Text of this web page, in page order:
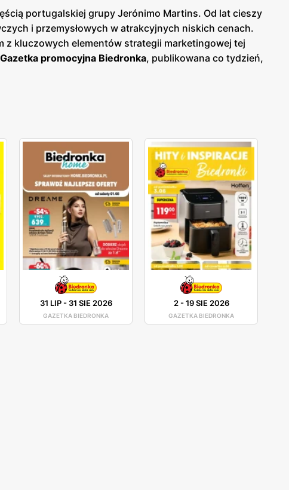
portugalskiej grupy Jerónimo Martins. Od lat cieszy
i przemysłowych w atrakcyjnych niskich cenach.
z kluczowych elementów strategii marketingowej tej
Gazetka promocyjna Biedronka, publikowana co tydzień,
swoje zakupy i korzystać z wyjątkowych okazji
wysokiej jakości produkty, które spełniają ich
że jest łatwo dostępna dla milionów konsumentów.
zakupy blisko domu. Firma stawia na wysoką
jednym z ulubionych miejsc zakupów Polaków. Sieć
aby zapewnić najwyższą jakość i atrakcyjność
obsługę.
31 LIP- 31 SIE 2026
GAZETKA BIEDRONKA
2-19 SIE 2026
GAZETKA BIEDRONKA